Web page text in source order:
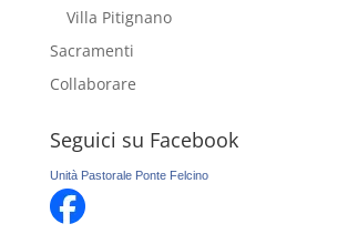
Villa Pitignano
Sacramenti
Collaborare
Seguici su Facebook
Unità Pastorale Ponte Felcino